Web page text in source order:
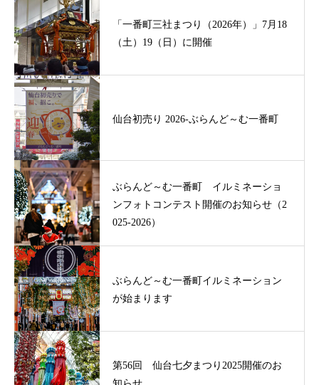
「一番町三社まつり（2026年）」7月18
（土）19（日）に開催
仙台初売り 2026-ぶらんど～む一番町
ぶらんど～む一番町 イルミネーショ
ンフォトコンテスト開催のお知らせ（2
025-2026）
ぶらんど～む一番町イルミネーション
が始まります
第56回 仙台七夕まつり2025開催のお